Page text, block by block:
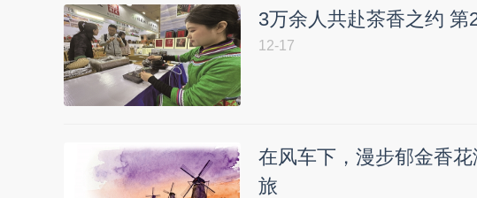
3万余人共赴茶香之约
12-17
在风车下，漫步郁金香
旅